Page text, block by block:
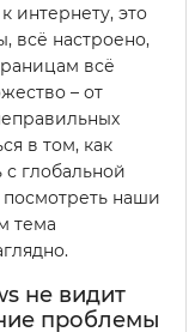
интернету, это
всё настроено,
всё
– от
в том, как
с глобальной
посмотреть наши
тема
не видит
проблемы